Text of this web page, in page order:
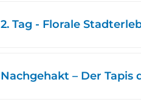
2. Tag - Florale
Nachgehakt – Der Tapis